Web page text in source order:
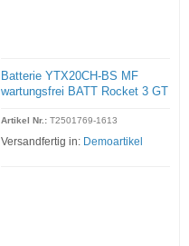
Batterie YTX20CH-BS MF
wartungsfrei BATT Rocket 3 GT
Artikel Nr.: T2501769-1613
Versandfertig in: Demoartikel